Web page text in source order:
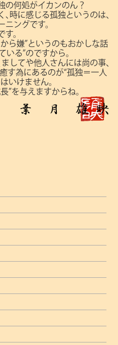
の何処がイカンのん？
時に感じる孤独というのは､
ニングです。
す。
ら嫌”というのもおかしな話
いる”のですから。
してや他人さんには尚の事､
す為にあるのが“孤独＝一人
いけません。
”を与えますからね。